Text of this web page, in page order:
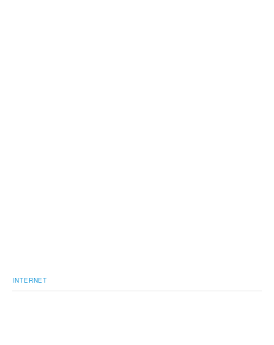
INTERNET